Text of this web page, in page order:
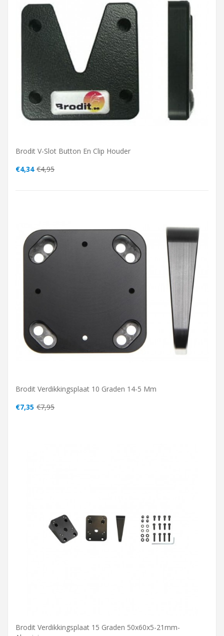
Brodit V-Slot Button En Clip Houder
€4,34 €4,95
Brodit Verdikkingsplaat 10 Graden 14-5 Mm
€7,35 €7,95
Brodit Verdikkingsplaat 15 Graden 50x60x5-21mm-